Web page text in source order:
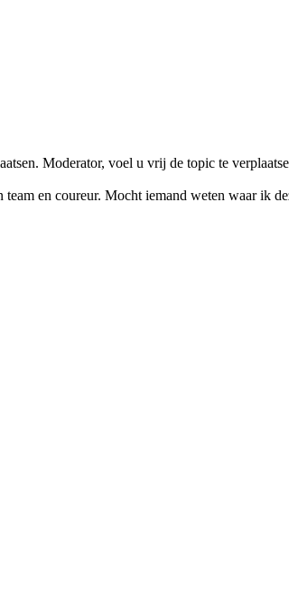
Moderator, voel u vrij de topic te
en coureur. Mocht iemand weten waar ik